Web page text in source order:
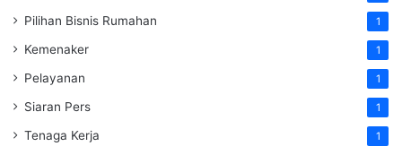
Pilihan Bisnis Rumahan 1
Kemenaker 1
Pelayanan 1
Siaran Pers 1
Tenaga Kerja 1